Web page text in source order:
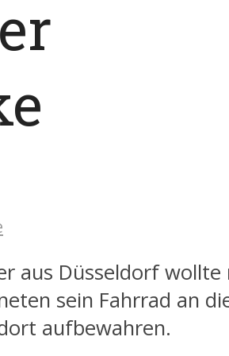
aus Düsseldorf
sein Fahrrad an
aufbewahren.